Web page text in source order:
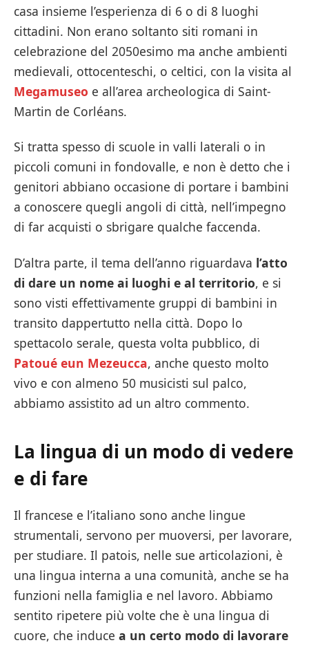
casa insieme l’esperienza di 6 o di 8 luoghi
cittadini. Non erano soltanto siti romani in
celebrazione del 2050esimo ma anche ambienti
medievali, ottocenteschi, o celtici, con la visita al
Megamuseo e all’area archeologica di Saint-
Martin de Corléans.
Si tratta spesso di scuole in valli laterali o in
piccoli comuni in fondovalle, e non è detto che i
genitori abbiano occasione di portare i bambini
a conoscere quegli angoli di città, nell’impegno
di far acquisti o sbrigare qualche faccenda.
D’altra parte, il tema dell’anno riguardava l’atto
di dare un nome ai luoghi e al territorio, e si
sono visti effettivamente gruppi di bambini in
transito dappertutto nella città. Dopo lo
spettacolo serale, questa volta pubblico, di
Patoué eun Mezeucca, anche questo molto
vivo e con almeno 50 musicisti sul palco,
abbiamo assistito ad un altro commento.
La lingua di un modo di vedere
e di fare
Il francese e l’italiano sono anche lingue
strumentali, servono per muoversi, per lavorare,
per studiare. Il patois, nelle sue articolazioni, è
una lingua interna a una comunità, anche se ha
funzioni nella famiglia e nel lavoro. Abbiamo
sentito ripetere più volte che è una lingua di
cuore, che induce a un certo modo di lavorare